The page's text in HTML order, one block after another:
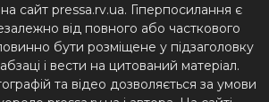
сайт pressa.rv.ua. Гіперпосилання є
від повного або часткового
бути розміщене у підзаголовку
і вести на цитований матеріал.
та відео дозволяється за умови